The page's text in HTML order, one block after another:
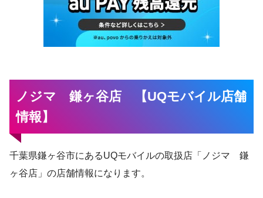
ノジマ 鎌ヶ谷店 【UQモバイル店舗
情報】
千葉県鎌ヶ谷市にあるUQモバイルの取扱店「ノジマ 鎌
ヶ谷店」の店舗情報になります。